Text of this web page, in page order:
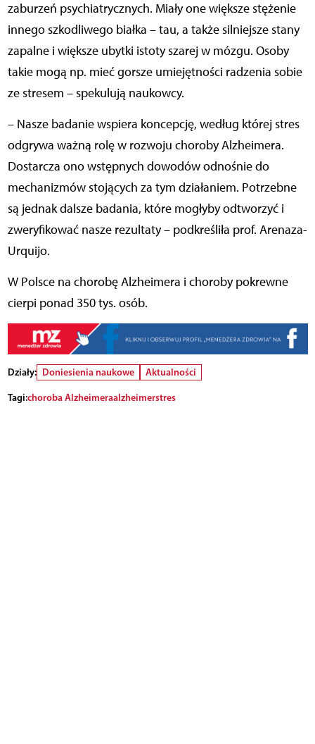
zaburzeń psychiatrycznych. Miały one większe stężenie
innego szkodliwego białka – tau, a także silniejsze stany
zapalne i większe ubytki istoty szarej w mózgu. Osoby
takie mogą np. mieć gorsze umiejętności radzenia sobie
ze stresem – spekulują naukowcy.
– Nasze badanie wspiera koncepcję, według której stres
odgrywa ważną rolę w rozwoju choroby Alzheimera.
Dostarcza ono wstępnych dowodów odnośnie do
mechanizmów stojących za tym działaniem. Potrzebne
są jednak dalsze badania, które mogłyby odtworzyć i
zweryfikować nasze rezultaty – podkreśliła prof. Arenaza-
Urquijo.
W Polsce na chorobę Alzheimera i choroby pokrewne
cierpi ponad 350 tys. osób.
Działy: Doniesienia naukowe
Aktualności
Tagi:choroba Alzheimeraalzheimerstres